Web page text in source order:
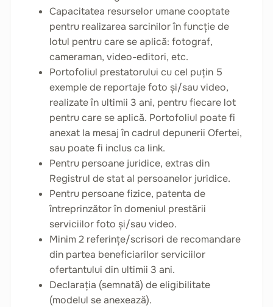
Capacitatea resurselor umane cooptate
pentru realizarea sarcinilor în funcție de
lotul pentru care se aplică: fotograf,
cameraman, video-editori, etc.
Portofoliul prestatorului cu cel puțin 5
exemple de reportaje foto și/sau video,
realizate în ultimii 3 ani, pentru fiecare lot
pentru care se aplică. Portofoliul poate fi
anexat la mesaj în cadrul depunerii Ofertei,
sau poate fi inclus ca link.
Pentru persoane juridice, extras din
Registrul de stat al persoanelor juridice.
Pentru persoane fizice, patenta de
întreprinzător în domeniul prestării
serviciilor foto și/sau video.
Minim 2 referințe/scrisori de recomandare
din partea beneficiarilor serviciilor
ofertantului din ultimii 3 ani.
Declarația (semnată) de eligibilitate
(modelul se anexează).